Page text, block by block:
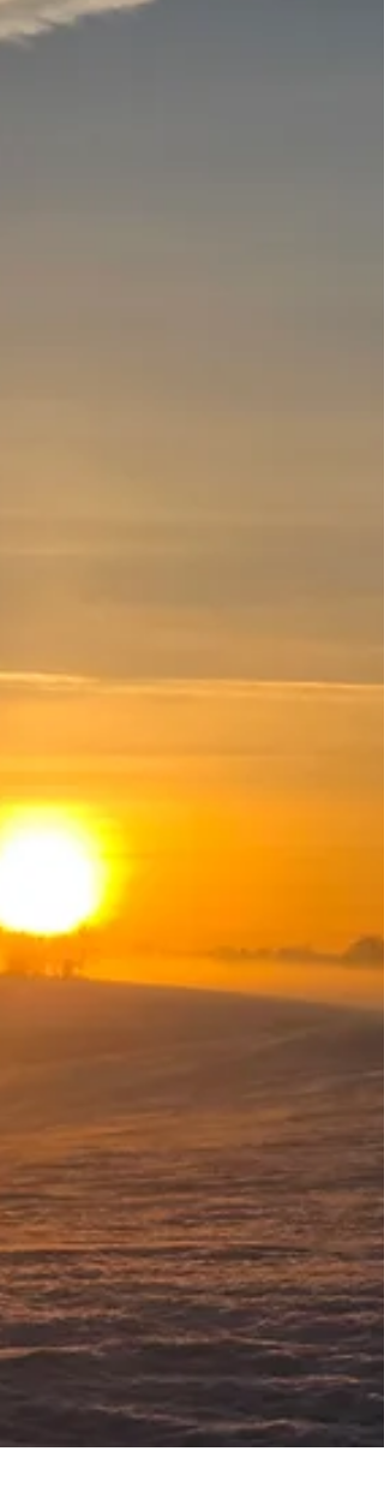
mama, močiutė ir perima šį būdą kaip tam tikrą
saugumo strategiją – būdą išvengti konfliktų,